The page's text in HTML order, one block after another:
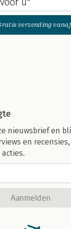
verzending
nieuwsbrief en
en
Aanmelden